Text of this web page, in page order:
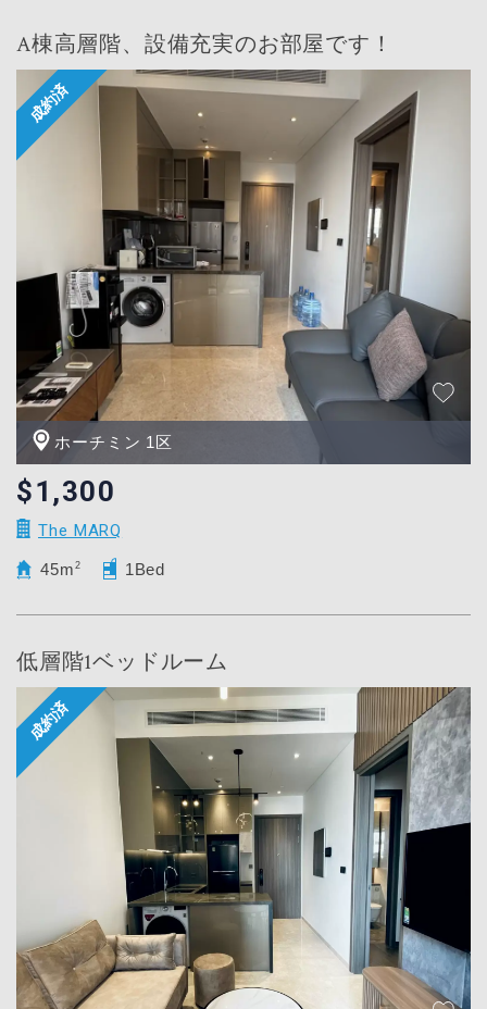
A棟高層階、設備充実のお部屋です！
ホーチミン 1区
$1,300
The MARQ
45m 2 1Bed
低層階1ベッドルーム